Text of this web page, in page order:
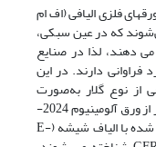
فلزی الیافی (اف ­ام
که در عین سبکی،
­دهند، لذا در صنایع
فراوانی دارند. در این
از نوع گلار به‌صورت
آزمایشگاهی بررسی می ­شود. نمونه­ های گلار از ورق­ آلومینیوم 2024-
T3 با ضخامت 0.8 میلی­ متر و اپوکسی تقویت شده با الیاف شیشه (E-